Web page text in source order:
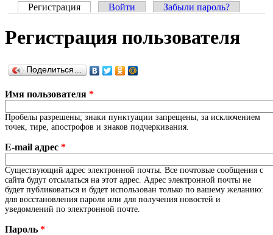
Регистрация (активная вкладка)
Войти Забыли пароль?
Регистрация пользователя
Поделиться…
Имя пользователя *
Пробелы разрешены; знаки пунктуации запрещены, за исключением
точек, тире, апострофов и знаков подчеркивания.
E-mail адрес *
Существующий адрес электронной почты. Все почтовые сообщения с
сайта будут отсылаться на этот адрес. Адрес электронной почты не
будет публиковаться и будет использован только по вашему желанию:
для восстановления пароля или для получения новостей и
уведомлений по электронной почте.
Пароль *